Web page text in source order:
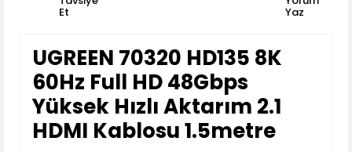
Et Yaz
UGREEN 70320 HD135 8K
60Hz Full HD 48Gbps
Yüksek Hızlı Aktarım 2.1
HDMI Kablosu 1.5metre